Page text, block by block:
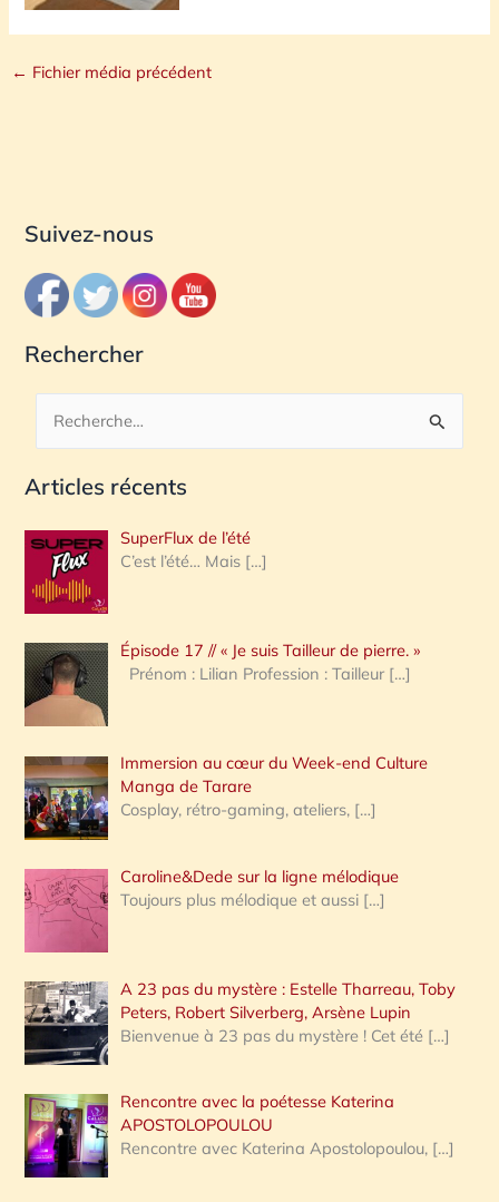
← Fichier média précédent
Suivez-nous
Rechercher
c
e
r
c
h
e
:
Articles récents
SuperFlux de l’été
C’est l’été… Mais […]
Épisode 17 // « Je suis Tailleur de pierre. »
Prénom : Lilian Profession : Tailleur […]
Immersion au cœur du Week-end Culture
Manga de Tarare
Cosplay, rétro-gaming, ateliers, […]
Caroline&Dede sur la ligne mélodique
Toujours plus mélodique et aussi […]
A 23 pas du mystère : Estelle Tharreau, Toby
Peters, Robert Silverberg, Arsène Lupin
Bienvenue à 23 pas du mystère ! Cet été […]
Rencontre avec la poétesse Katerina
APOSTOLOPOULOU
Rencontre avec Katerina Apostolopoulou, […]